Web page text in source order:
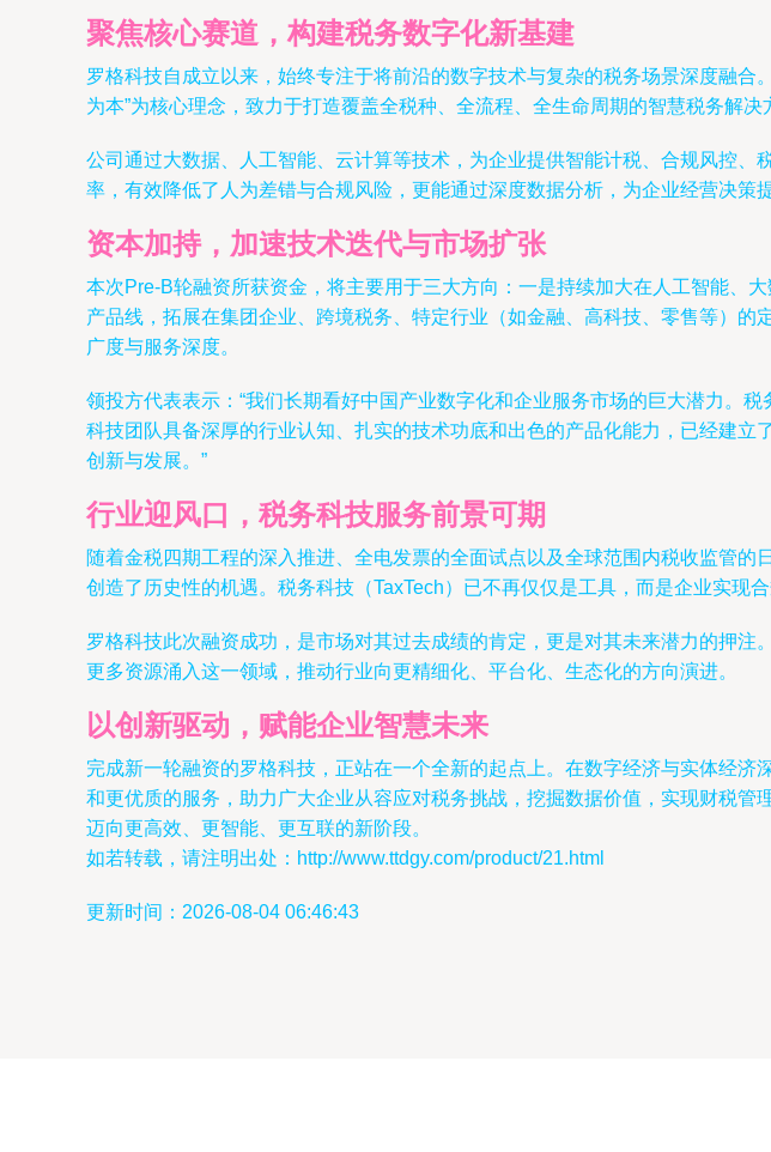
聚焦核心赛道，构建税务数字化新基建
罗格科技自成立以来，始终专注于将前沿的数字技术与复杂的税务场景深度融
为本”为核心理念，致力于打造覆盖全税种、全流程、全生命周期的智慧税务解
公司通过大数据、人工智能、云计算等技术，为企业提供智能计税、合规风控
率，有效降低了人为差错与合规风险，更能通过深度数据分析，为企业经营决策
资本加持，加速技术迭代与市场扩张
本次Pre-B轮融资所获资金，将主要用于三大方向：一是持续加大在人工智能、
产品线，拓展在集团企业、跨境税务、特定行业（如金融、高科技、零售等）
广度与服务深度。
领投方代表表示：“我们长期看好中国产业数字化和企业服务市场的巨大潜力。
科技团队具备深厚的行业认知、扎实的技术功底和出色的产品化能力，已经建
创新与发展。”
行业迎风口，税务科技服务前景可期
随着金税四期工程的深入推进、全电发票的全面试点以及全球范围内税收监管
创造了历史性的机遇。税务科技（TaxTech）已不再仅仅是工具，而是企业实现
罗格科技此次融资成功，是市场对其过去成绩的肯定，更是对其未来潜力的押
更多资源涌入这一领域，推动行业向更精细化、平台化、生态化的方向演进。
以创新驱动，赋能企业智慧未来
完成新一轮融资的罗格科技，正站在一个全新的起点上。在数字经济与实体经
和更优质的服务，助力广大企业从容应对税务挑战，挖掘数据价值，实现财税
迈向更高效、更智能、更互联的新阶段。
如若转载，请注明出处：http://www.ttdgy.com/product/21.html
更新时间：2026-08-04 06:46:43